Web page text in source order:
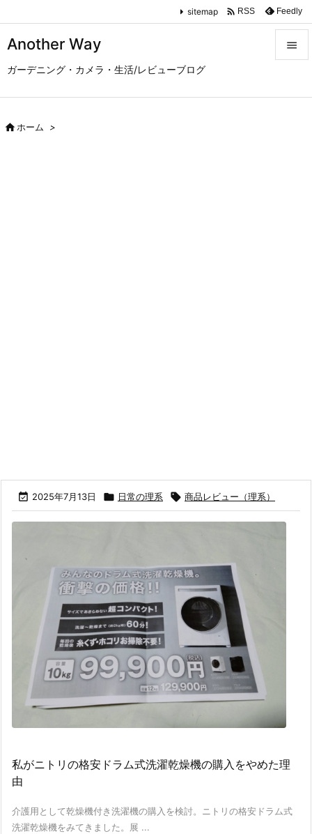
Another Way
ガーデニング・カメラ・生活/レビューブログ

sitemap  RSS Feedly
ホーム >
 2025年7月13日  日常の理系  商品レビュー（理系）
私がニトリの格安ドラム式洗濯乾燥機の購入をやめた理
由
介護用として乾燥機付き洗濯機の購入を検討。ニトリの格安ドラム式
洗濯乾燥機をみてきました。展 ...